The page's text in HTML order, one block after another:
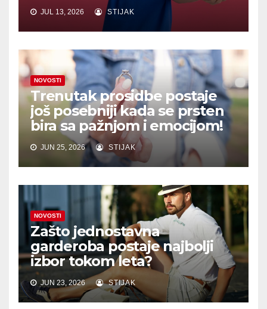
JUL 13, 2026 STIJAK
NOVOSTI
Trenutak prosidbe postaje
još posebniji kada se prsten
bira sa pažnjom i emocijom!
JUN 25, 2026 STIJAK
NOVOSTI
Zašto jednostavna
garderoba postaje najbolji
izbor tokom leta?
JUN 23, 2026 STIJAK